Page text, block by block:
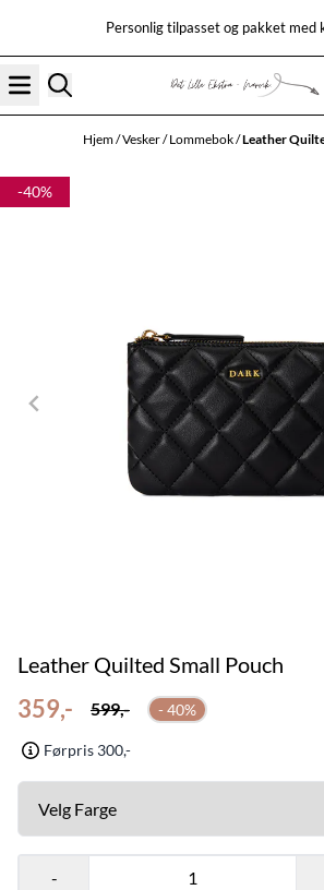
Hopp til innholdPersonlig tilpasset og pakket
Hjem/Vesker/Lommebok/Leather
-40%
Leather Quilted Small Pouch
359,- 599,- - 40%
Førpris 300,-
-